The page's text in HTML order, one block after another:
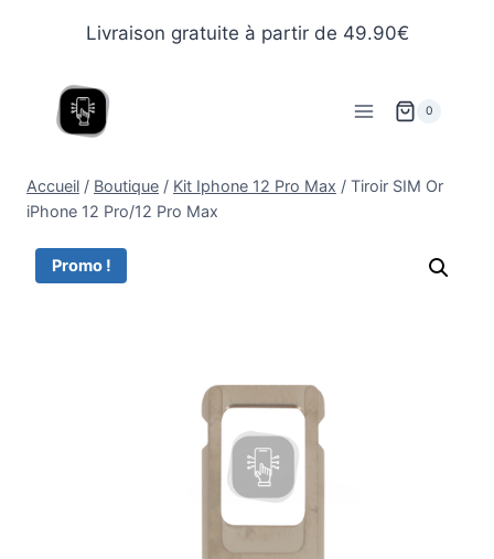
Livraison gratuite à partir de 49.90€
0
Accueil / Boutique / Kit Iphone 12 Pro Max / Tiroir SIM Or
iPhone 12 Pro/12 Pro Max
Promo !